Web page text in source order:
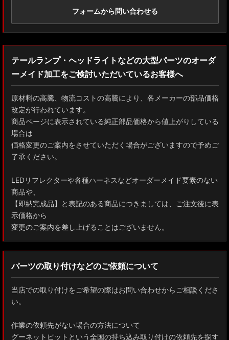
フォームから問い合わせる
テールランプ・ヘッドライトなどの大型パーツのオーダ
ーメイド加工をご検討いただいているお客様へ
原材料の高騰、物流コストの高騰により、各メーカーの部品価格
改定が行われています。
商品ページに表示されている純正部品価格から値上がりしている
場合は
価格変更のご案内をさせていただく場合がございますので予めご
了承ください。
LEDリフレクターや各種ハーネスなどオーダーメイド要素のない
商品や、
【即納完成品】と表記のある商品につきましては、ご注文後に表
示価格から
変更のご案内を差し上げることはございません。
パーツの取り付けなどのご依頼について
当店での取り付けをご希望の際はお問い合わせからご相談くださ
い。
作業の依頼先がない場合の方法について
グーネットピットという全国の持ち込み取り付けの依頼先を探す